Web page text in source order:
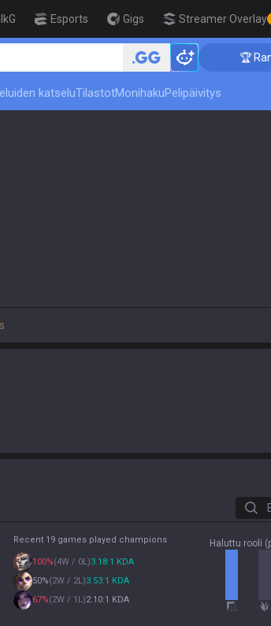
Esports Gigs Streamer Overlay
🏆 Rank Up
katseluTilastotMonihakuPelipäivitys
Etsi
Recent 19 games played champions
100%(4W / 0L)3.18:1 KDA
50%(2W / 2L)3.53:1 KDA
67%(2W / 1L)2.10:1 KDA
Haluttu rooli